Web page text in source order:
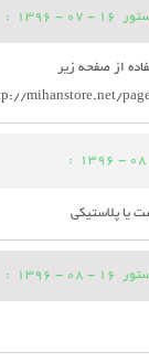
16 - 07 - 1396
:
از صفحه زیر
mihanstore.net/
:
یا پلاستیکی
16 - 08 - 1396
: